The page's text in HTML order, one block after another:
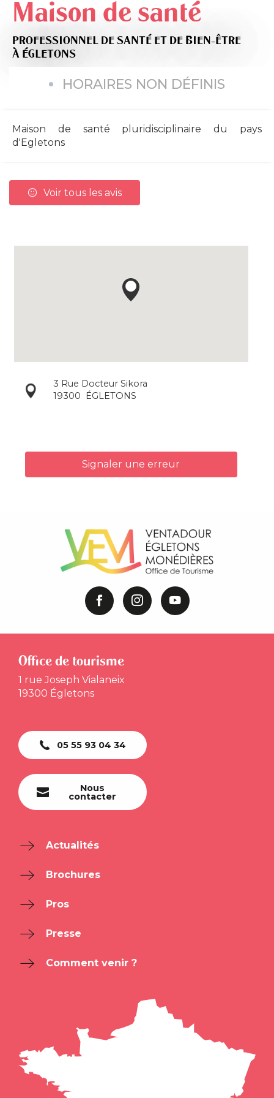
Maison de santé
PROFESSIONNEL DE SANTÉ ET DE BIEN-ÊTRE
À ÉGLETONS
HORAIRES NON DÉFINIS
Maison de santé pluridisciplinaire du pays
d'Egletons
Voir tous les avis
3 Rue Docteur Sikora
19300
ÉGLETONS
Signaler une erreur
Office de tourisme
1 rue Joseph Vialaneix
19300 Égletons
05 55 93 04 34
Nous
contacter
Actualités
Brochures
Pros
Presse
Comment venir ?